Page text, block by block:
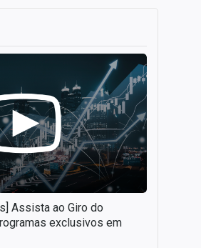
Assista ao Giro do
exclusivos em